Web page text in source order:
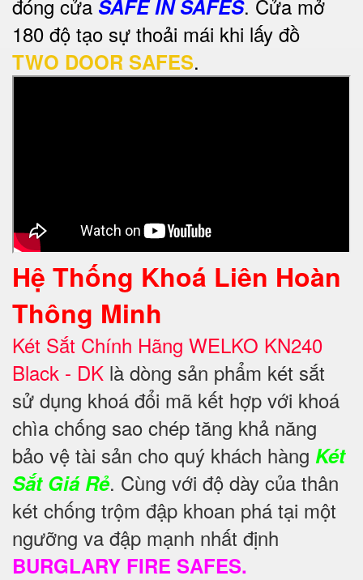
đóng cửa SAFE IN SAFES. Cửa mở
180 độ tạo sự thoải mái khi lấy đồ
TWO DOOR SAFES.
Hệ Thống Khoá Liên Hoàn
Thông Minh
Két Sắt Chính Hãng WELKO KN240
Black - DK là dòng sản phẩm két sắt
sử dụng khoá đổi mã kết hợp với khoá
chìa chống sao chép tăng khả năng
bảo vệ tài sản cho quý khách hàng Két
Sắt Giá Rẻ. Cùng với độ dày của thân
két chống trộm đập khoan phá tại một
ngưỡng va đập mạnh nhất định
BURGLARY FIRE SAFES.